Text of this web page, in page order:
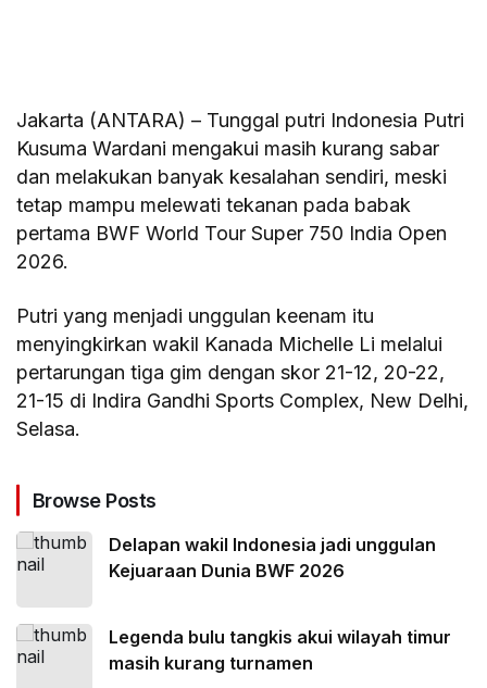
Jakarta (ANTARA) – Tunggal putri Indonesia Putri
Kusuma Wardani mengakui masih kurang sabar
dan melakukan banyak kesalahan sendiri, meski
tetap mampu melewati tekanan pada babak
pertama BWF World Tour Super 750 India Open
2026.
Putri yang menjadi unggulan keenam itu
menyingkirkan wakil Kanada Michelle Li melalui
pertarungan tiga gim dengan skor 21-12, 20-22,
21-15 di Indira Gandhi Sports Complex, New Delhi,
Selasa.
Browse Posts
Delapan wakil Indonesia jadi unggulan
Kejuaraan Dunia BWF 2026
Legenda bulu tangkis akui wilayah timur
masih kurang turnamen